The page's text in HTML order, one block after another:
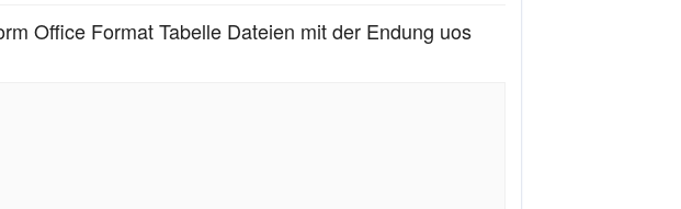
Office Format Tabelle Dateien mit der Endung uos